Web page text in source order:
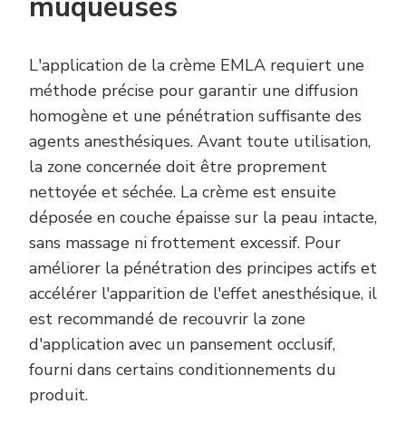
L'application de la crème EMLA requiert une
méthode précise pour garantir une diffusion
homogène et une pénétration suffisante des
agents anesthésiques. Avant toute utilisation,
la zone concernée doit être proprement
nettoyée et séchée. La crème est ensuite
déposée en couche épaisse sur la peau intacte,
sans massage ni frottement excessif. Pour
améliorer la pénétration des principes actifs et
accélérer l'apparition de l'effet anesthésique, il
est recommandé de recouvrir la zone
d'application avec un pansement occlusif,
fourni dans certains conditionnements du
produit.